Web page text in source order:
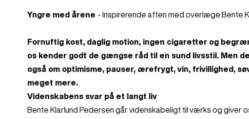
Yngre med årene - Inspirerende aften med overlæge Bente
Fornuftig kost, daglig motion, ingen cigaretter og
os kender godt de gængse råd til en sund livsstil. Men
også om optimisme, pauser, ærefrygt, vin, frivillighed,
meget mere.
Videnskabens svar på et langt liv
Bente Klarlund Pedersen går videnskabeligt til værks og giver